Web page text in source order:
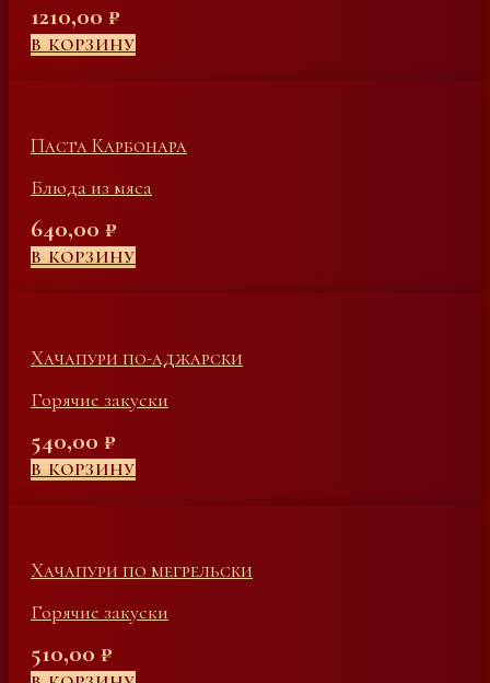
1210,00 ₽
В КОРЗИНУ
Паста Карбонара
Блюда из мяса
640,00 ₽
В КОРЗИНУ
Хачапури по-аджарски
Горячие закуски
540,00 ₽
В КОРЗИНУ
Хачапури по мегрельски
Горячие закуски
510,00 ₽